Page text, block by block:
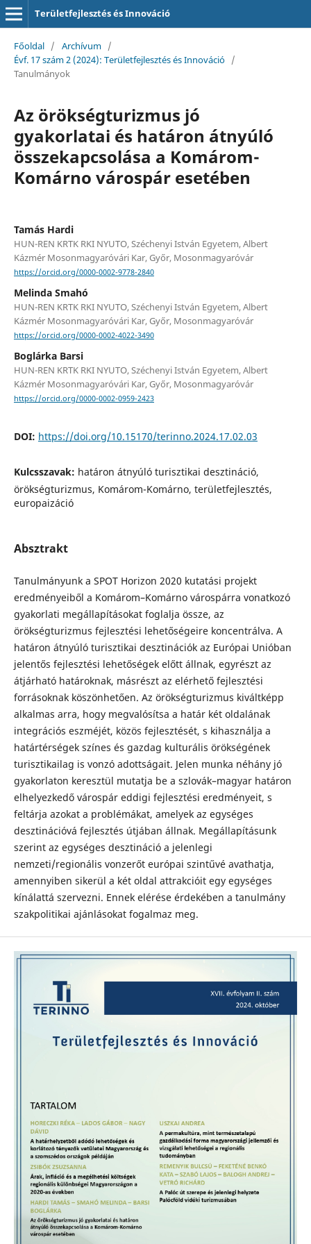
Területfejlesztés és Innováció
Főoldal / Archívum /
Évf. 17 szám 2 (2024): Területfejlesztés és Innováció /
Tanulmányok
Az örökségturizmus jó
gyakorlatai és határon átnyúló
összekapcsolása a Komárom-
Komárno várospár esetében
Tamás Hardi
HUN-REN KRTK RKI NYUTO, Széchenyi István Egyetem, Albert
Kázmér Mosonmagyaróvári Kar, Győr, Mosonmagyaróvár
https://orcid.org/0000-0002-9778-2840
Melinda Smahó
HUN-REN KRTK RKI NYUTO, Széchenyi István Egyetem, Albert
Kázmér Mosonmagyaróvári Kar, Győr, Mosonmagyaróvár
https://orcid.org/0000-0002-4022-3490
Boglárka Barsi
HUN-REN KRTK RKI NYUTO, Széchenyi István Egyetem, Albert
Kázmér Mosonmagyaróvári Kar, Győr, Mosonmagyaróvár
https://orcid.org/0000-0002-0959-2423
DOI: https://doi.org/10.15170/terinno.2024.17.02.03
Kulcsszavak: határon átnyúló turisztikai desztináció,
örökségturizmus, Komárom-Komárno, területfejlesztés,
europaizáció
Absztrakt
Tanulmányunk a SPOT Horizon 2020 kutatási projekt
eredményeiből a Komárom–Komárno várospárra vonatkozó
gyakorlati megállapításokat foglalja össze, az
örökségturizmus fejlesztési lehetőségeire koncentrálva. A
határon átnyúló turisztikai desztinációk az Európai Unióban
jelentős fejlesztési lehetőségek előtt állnak, egyrészt az
átjárható határoknak, másrészt az elérhető fejlesztési
forrásoknak köszönhetően. Az örökségturizmus kiváltképp
alkalmas arra, hogy megvalósítsa a határ két oldalának
integrációs eszméjét, közös fejlesztését, s kihasználja a
határtérségek színes és gazdag kulturális örökségének
turisztikailag is vonzó adottságait. Jelen munka néhány jó
gyakorlaton keresztül mutatja be a szlovák–magyar határon
elhelyezkedő várospár eddigi fejlesztési eredményeit, s
feltárja azokat a problémákat, amelyek az egységes
desztinációvá fejlesztés útjában állnak. Megállapításunk
szerint az egységes desztináció a jelenlegi
nemzeti/regionális vonzerőt európai szintűvé avathatja,
amennyiben sikerül a két oldal attrakcióit egy egységes
kínálattá szervezni. Ennek elérése érdekében a tanulmány
szakpolitikai ajánlásokat fogalmaz meg.